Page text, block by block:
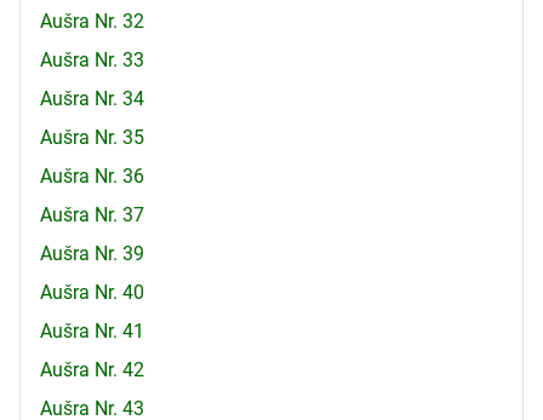
Aušra Nr. 32
Aušra Nr. 33
Aušra Nr. 34
Aušra Nr. 35
Aušra Nr. 36
Aušra Nr. 37
Aušra Nr. 39
Aušra Nr. 40
Aušra Nr. 41
Aušra Nr. 42
Aušra Nr. 43